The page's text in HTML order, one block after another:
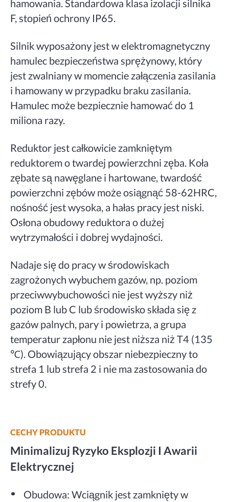
hamowania. Standardowa klasa izolacji silnika
F, stopień ochrony IP65.
Silnik wyposażony jest w elektromagnetyczny
hamulec bezpieczeństwa sprężynowy, który
jest zwalniany w momencie załączenia zasilania
i hamowany w przypadku braku zasilania.
Hamulec może bezpiecznie hamować do 1
miliona razy.
Reduktor jest całkowicie zamkniętym
reduktorem o twardej powierzchni zęba. Koła
zębate są nawęglane i hartowane, twardość
powierzchni zębów może osiągnąć 58-62HRC,
nośność jest wysoka, a hałas pracy jest niski.
Osłona obudowy reduktora o dużej
wytrzymałości i dobrej wydajności.
Nadaje się do pracy w środowiskach
zagrożonych wybuchem gazów, np. poziom
przeciwwybuchowości nie jest wyższy niż
poziom B lub C lub środowisko składa się z
gazów palnych, pary i powietrza, a grupa
temperatur zapłonu nie jest niższa niż T4 (135
℃). Obowiązujący obszar niebezpieczny to
strefa 1 lub strefa 2 i nie ma zastosowania do
strefy 0.
CECHY PRODUKTU
Minimalizuj Ryzyko Eksplozji I Awarii
Elektrycznej
Obudowa: Wciągnik jest zamknięty w